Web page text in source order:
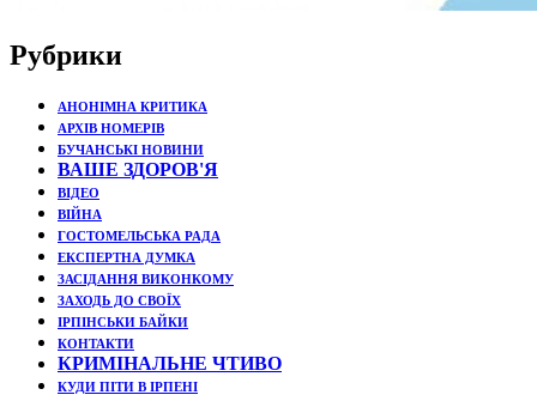
Рубрики
АНОНІМНА КРИТИКА
АРХІВ НОМЕРІВ
БУЧАНСЬКІ НОВИНИ
ВАШЕ ЗДОРОВ'Я
ВІДЕО
ВІЙНА
ГОСТОМЕЛЬСЬКА РАДА
ЕКСПЕРТНА ДУМКА
ЗАСІДАННЯ ВИКОНКОМУ
ЗАХОДЬ ДО СВОЇХ
ІРПІНСЬКИ БАЙКИ
КОНТАКТИ
КРИМІНАЛЬНЕ ЧТИВО
КУДИ ПІТИ В ІРПЕНІ